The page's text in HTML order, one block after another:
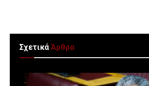
ΣχετικάΆρθρα